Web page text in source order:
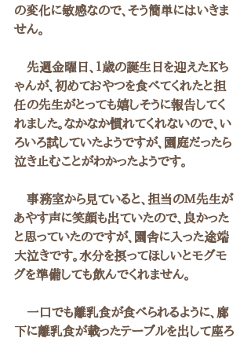
の変化に敏感なので、そう簡単にはいきま
せん。
先週金曜日、１歳の誕生日を迎えたKち
ゃんが、初めておやつを食べてくれたと担
任の先生がとっても嬉しそうに報告してく
れました。なかなか慣れてくれないので、い
ろいろ試していたようですが、園庭だったら
泣き止むことがわかったようです。
事務室から見ていると、担当のＭ先生が
あやす声に笑顔も出ていたので、良かった
と思っていたのですが、園舎に入った途端
大泣きです。水分を摂ってほしいとモグモ
グを準備しても飲んでくれません。
一口でも離乳食が食べられるように、廊
下に離乳食が載ったテーブルを出して座ろ